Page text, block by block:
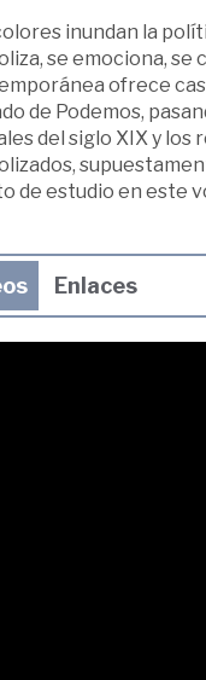
inundan la
se emociona, se
ofrece
de Podemos,
del siglo XIX y los
de estudio en este
Enlaces